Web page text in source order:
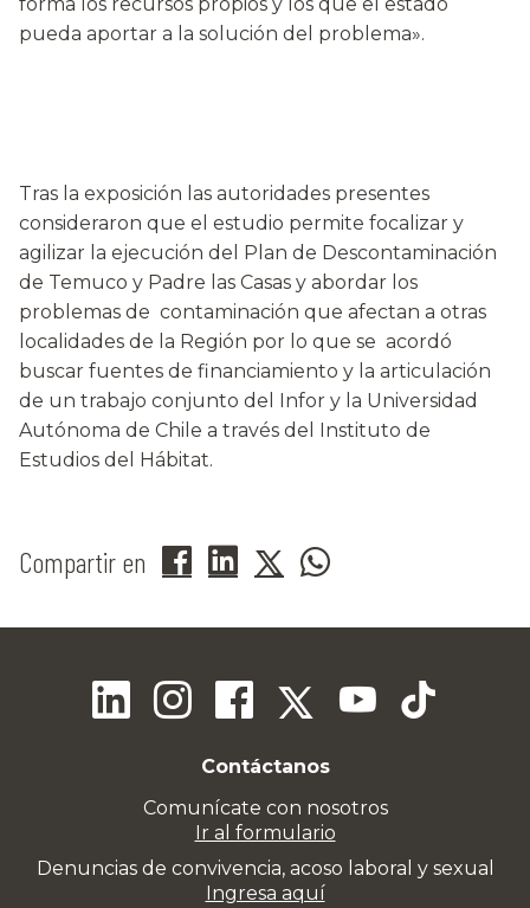
pueda aportar a la solución del problema».
Tras la exposición las autoridades presentes
consideraron que el estudio permite focalizar y
agilizar la ejecución del Plan de Descontaminación
de Temuco y Padre las Casas y abordar los
problemas de contaminación que afectan a otras
localidades de la Región por lo que se acordó
buscar fuentes de financiamiento y la articulación
de un trabajo conjunto del Infor y la Universidad
Autónoma de Chile a través del Instituto de
Estudios del Hábitat.
Compartir en
Contáctanos
Comunícate con nosotros
Ir al formulario
Denuncias de convivencia, acoso laboral y sexual
Ingresa aquí